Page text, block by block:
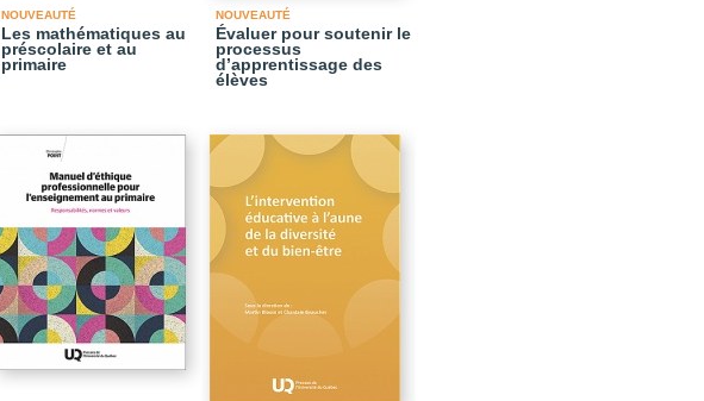
NOUVEAUTÉ
Les mathématiques au
préscolaire et au
primaire
NOUVEAUTÉ
Évaluer pour soutenir le
processus
d’apprentissage des
élèves